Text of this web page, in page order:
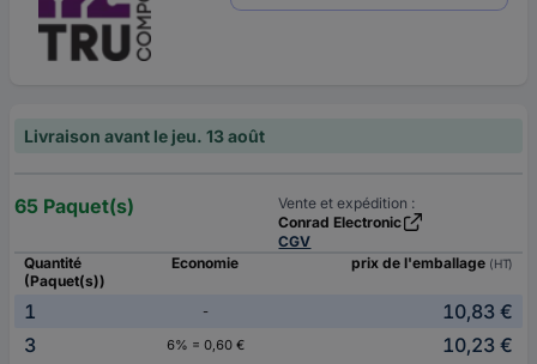
Livraison avant le jeu. 13 août
65 Paquet(s)
Vente et expédition :
Conrad Electronic
CGV
Quantité
(Paquet(s))
Economie prix de l'emballage (HT)
1 -
10,83 €
3
6% = 0,60 €
10,23 €